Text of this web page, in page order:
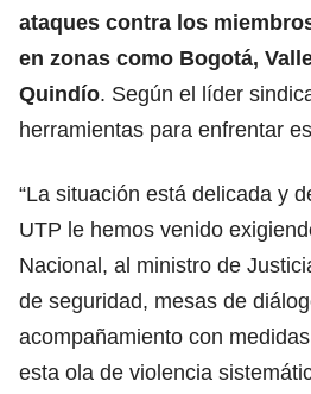
ataques contra los
en zonas como Bogotá,
Quindío. Según el líder
herramientas para enfrentar
“La situación está delicada y
UTP le hemos venido
Nacional, al ministro de
de seguridad, mesas de
acompañamiento con
esta ola de violencia